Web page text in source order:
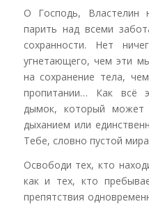
О Господь, Властелин
парить над всеми
сохранности. Нет
угнетающего, чем эти
на сохранение тела,
пропитании… Как всё
дымок, который
дыханием или
Тебе, словно пустой
Освободи тех, кто
как и тех, кто
препятствия